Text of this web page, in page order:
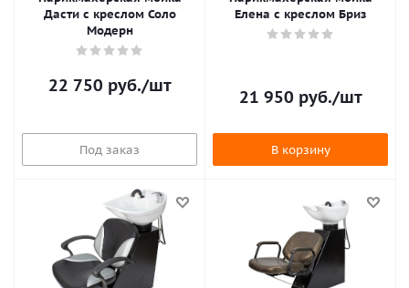
Дасти с креслом Соло
Модерн
22 750 руб./шт
Под заказ
Елена с креслом Бриз
21 950 руб./шт
В корзину